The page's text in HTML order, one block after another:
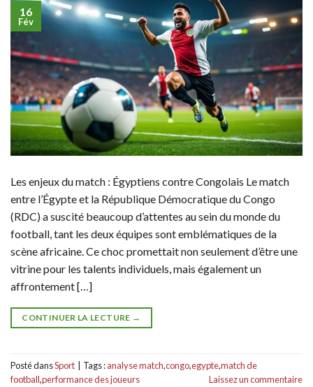
16
Fév
Les enjeux du match : Égyptiens contre Congolais Le match
entre l’Égypte et la République Démocratique du Congo
(RDC) a suscité beaucoup d’attentes au sein du monde du
football, tant les deux équipes sont emblématiques de la
scène africaine. Ce choc promettait non seulement d’être une
vitrine pour les talents individuels, mais également un
affrontement […]
CONTINUER LA LECTURE →
Posté dansSport Tags :analyse match,congo,egypte,match de
football,performance des joueurs Laissez un commentaire